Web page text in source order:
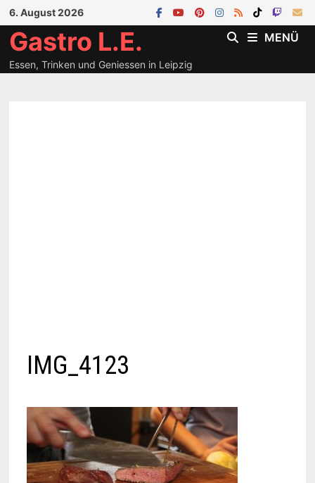
Zum
Inhalt
springen
6. August 2026
Gastro L.E.
Essen, Trinken und Geniessen in Leipzig
MENÜ
IMG_4123